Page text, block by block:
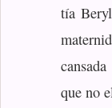
tía
que no